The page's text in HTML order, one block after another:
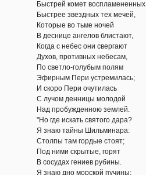
Быстрей комет воспламененных,
Быстрее звездных тех мечей,
Которые во тьме ночей
В деснице ангелов блистают,
Когда с небес они свергают
Духов, противных небесам,
По светло-голубым полям
Эфирным Пери устремилась;
И скоро Пери очутилась
С лучом денницы молодой
Над пробужденною землей.
"Но где искать святого дара?
Я знаю тайны Шильминара:
Столпы там гордые стоят;
Под ними скрытые, горят
В сосудах гениев рубины.
Я знаю дно морской пучины: